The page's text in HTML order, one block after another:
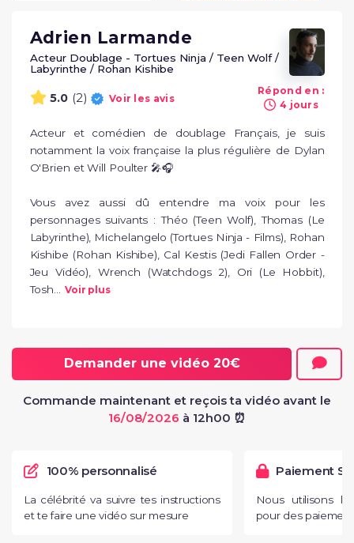
Adrien Larmande
Acteur Doublage - Tortues Ninja / Teen Wolf /
Labyrinthe / Rohan Kishibe
5.0 (2) Voir les avis
Répond en :
4 jours
Acteur et comédien de doublage Français, je suis
notamment la voix française la plus régulière de Dylan
O'Brien et Will Poulter 🎤🎧
Vous avez aussi dû entendre ma voix pour les
personnages suivants : Théo (Teen Wolf), Thomas (Le
Labyrinthe), Michelangelo (Tortues Ninja - Films), Rohan
Kishibe (Rohan Kishibe), Cal Kestis (Jedi Fallen Order -
Jeu Vidéo), Wrench (Watchdogs 2), Ori (Le Hobbit),
Tosh...
Voir plus
Demander une vidéo 20€
Commande maintenant et reçois ta vidéo avant le
16/08/2026 à 12h00 ⏰
100% personnalisé
La célébrité va suivre tes instructions
et te faire une vidéo sur mesure
Paiement
Nous utilisons le
pour des